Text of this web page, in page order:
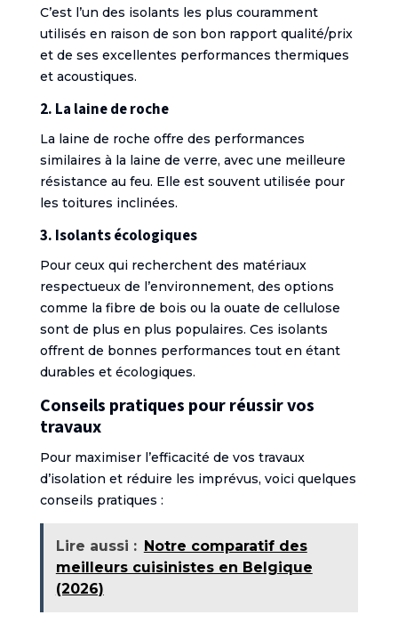
C’est l’un des isolants les plus couramment
utilisés en raison de son bon rapport qualité/prix
et de ses excellentes performances thermiques
et acoustiques.
2. La laine de roche
La laine de roche offre des performances
similaires à la laine de verre, avec une meilleure
résistance au feu. Elle est souvent utilisée pour
les toitures inclinées.
3. Isolants écologiques
Pour ceux qui recherchent des matériaux
respectueux de l’environnement, des options
comme la fibre de bois ou la ouate de cellulose
sont de plus en plus populaires. Ces isolants
offrent de bonnes performances tout en étant
durables et écologiques.
Conseils pratiques pour réussir vos
travaux
Pour maximiser l’efficacité de vos travaux
d’isolation et réduire les imprévus, voici quelques
conseils pratiques :
Lire aussi : Notre comparatif des
meilleurs cuisinistes en Belgique
(2026)